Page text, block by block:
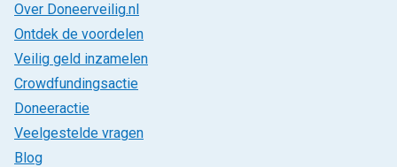
Over Doneerveilig.nl
Ontdek de voordelen
Veilig geld inzamelen
Crowdfundingsactie
Doneeractie
Veelgestelde vragen
Blog